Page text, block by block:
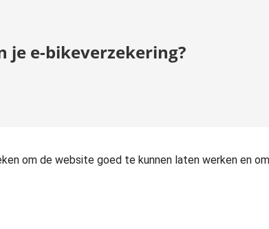
je e-bikeverzekering?
om de website goed te kunnen laten werken en